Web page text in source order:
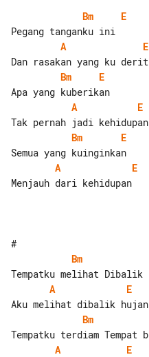
Bm
E
A
E
Bm
E
A
E
Bm
E
A
E
Menjauh dari kehidupan
Bm
A
E
Bm
A
E